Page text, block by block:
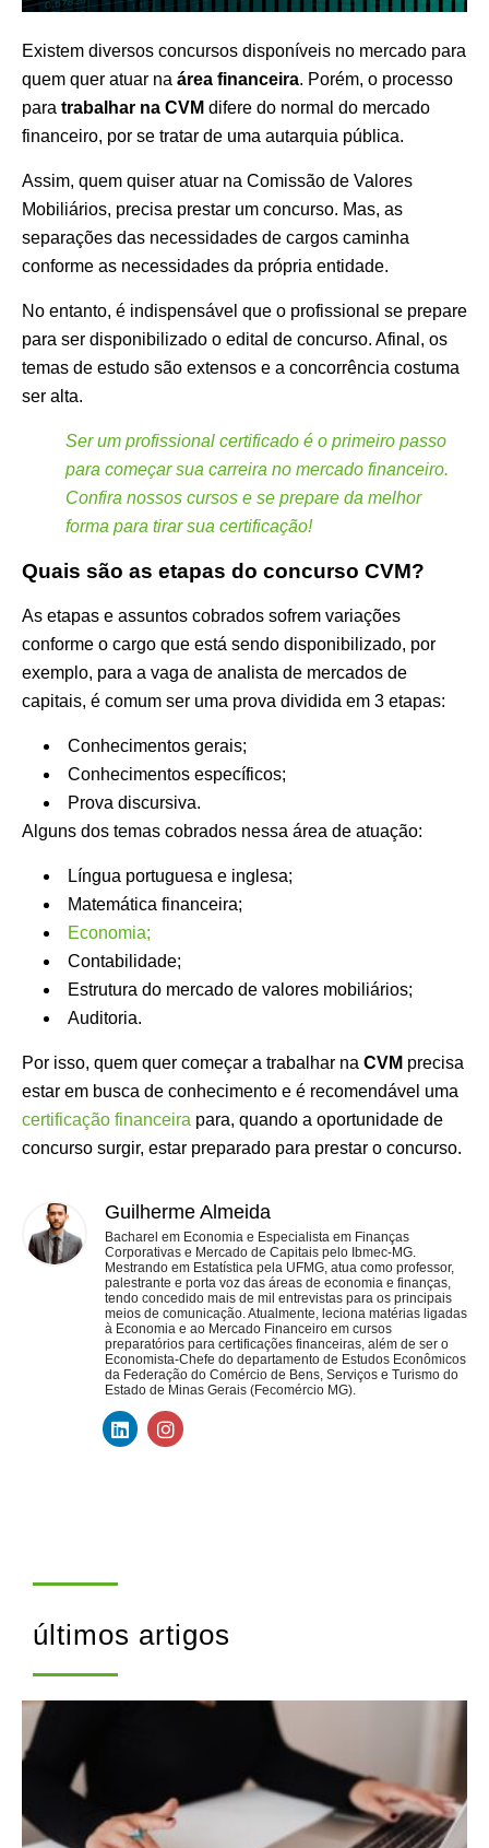
últimos artigos
Existem diversos concursos disponíveis no mercado para
quem quer atuar na área financeira. Porém, o processo
para trabalhar na CVM difere do normal do mercado
financeiro, por se tratar de uma autarquia pública.
Assim, quem quiser atuar na Comissão de Valores
Mobiliários, precisa prestar um concurso. Mas, as
separações das necessidades de cargos caminha
conforme as necessidades da própria entidade.
No entanto, é indispensável que o profissional se prepare
para ser disponibilizado o edital de concurso. Afinal, os
temas de estudo são extensos e a concorrência costuma
ser alta.
Ser um profissional certificado é o primeiro passo
para começar sua carreira no mercado financeiro.
Confira nossos cursos e se prepare da melhor
forma para tirar sua certificação!
Quais são as etapas do concurso CVM?
As etapas e assuntos cobrados sofrem variações
conforme o cargo que está sendo disponibilizado, por
exemplo, para a vaga de analista de mercados de
capitais, é comum ser uma prova dividida em 3 etapas:
Conhecimentos gerais;
Conhecimentos específicos;
Prova discursiva.
Alguns dos temas cobrados nessa área de atuação:
Língua portuguesa e inglesa;
Matemática financeira;
Economia;
Contabilidade;
Estrutura do mercado de valores mobiliários;
Auditoria.
Por isso, quem quer começar a trabalhar na CVM precisa
estar em busca de conhecimento e é recomendável uma
certificação financeira para, quando a oportunidade de
concurso surgir, estar preparado para prestar o concurso.
Guilherme Almeida
Bacharel em Economia e Especialista em Finanças
Corporativas e Mercado de Capitais pelo Ibmec-MG.
Mestrando em Estatística pela UFMG, atua como professor,
palestrante e porta voz das áreas de economia e finanças,
tendo concedido mais de mil entrevistas para os principais
meios de comunicação. Atualmente, leciona matérias ligadas
à Economia e ao Mercado Financeiro em cursos
preparatórios para certificações financeiras, além de ser o
Economista-Chefe do departamento de Estudos Econômicos
da Federação do Comércio de Bens, Serviços e Turismo do
Estado de Minas Gerais (Fecomércio MG).